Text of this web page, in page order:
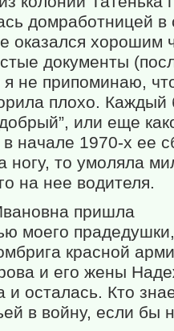
домработницей
оказался хорошим
документы
не припоминаю,
плохо.
или еще
начале 1970-х ее
ногу, то умоляла
на нее водителя.
пришла
моего
красной
и его жены
осталась. Кто
в войну, если бы